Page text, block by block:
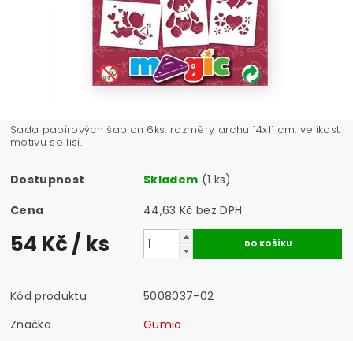
Sada papírových šablon 6ks, rozměry archu 14x11 cm, velikost
motivu se liší.
Dostupnost Skladem (1 ks)
Cena
44,63 Kč bez DPH
54 Kč/ ks
Kód produktu
5008037-02
Značka
Gumio